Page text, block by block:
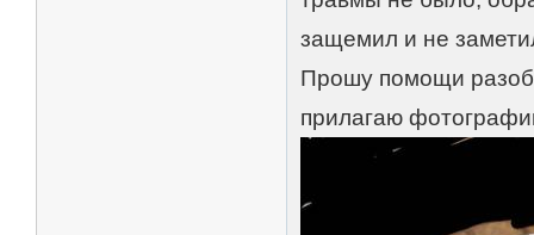
защемил и не
Прошу помощи
прилагаю